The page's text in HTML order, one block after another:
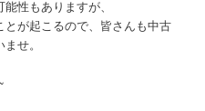
性もありますが、
が起こるので、皆さんも中古
せ。